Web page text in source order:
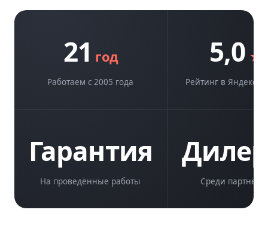
21 год
Работаем с 2005 года
5,0 ★
Рейтинг в
Гарантия
На проведённые работы Среди